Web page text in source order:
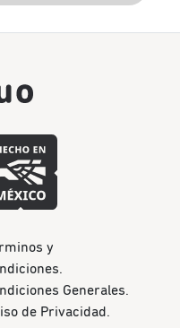
y
Generales.
de Privacidad.